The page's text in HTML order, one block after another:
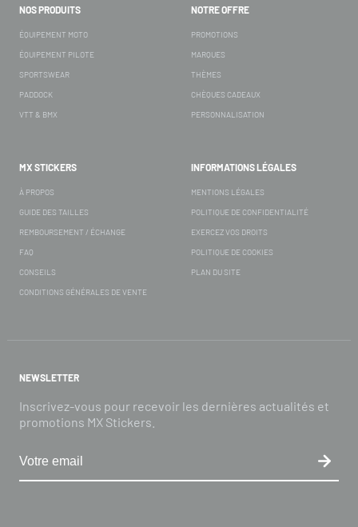
NOS PRODUITS
ÉQUIPEMENT MOTO
ÉQUIPEMENT PILOTE
SPORTSWEAR
PADDOCK
VTT & BMX
NOTRE OFFRE
PROMOTIONS
MARQUES
THÈMES
CHÈQUES CADEAUX
PERSONNALISATION
MX STICKERS
À PROPOS
GUIDE DES TAILLES
REMBOURSEMENT / ÉCHANGE
FAQ
CONSEILS
CONDITIONS GÉNÉRALES DE VENTE
INFORMATIONS LÉGALES
MENTIONS LÉGALES
POLITIQUE DE CONFIDENTIALITÉ
EXERCEZ VOS DROITS
POLITIQUE DE COOKIES
PLAN DU SITE
NEWSLETTER
Inscrivez-vous pour recevoir les dernières actualités et
promotions MX Stickers.